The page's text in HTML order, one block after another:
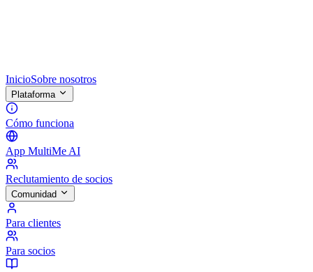
InicioSobre nosotros
Plataforma
Cómo funciona
App MultiMe AI
Reclutamiento de socios
Comunidad
Para clientes
Para socios